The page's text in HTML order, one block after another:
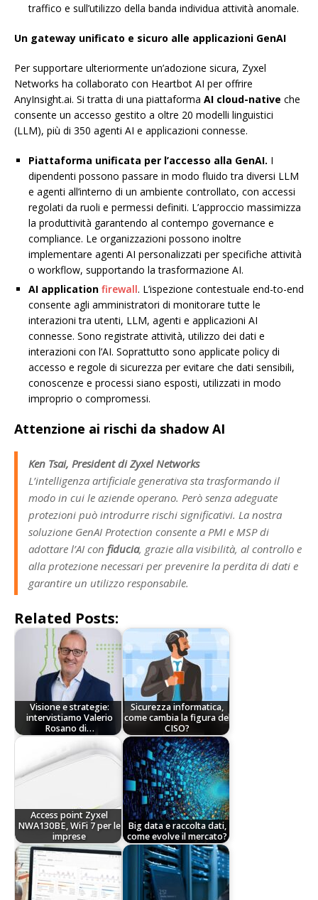
traffico e sull’utilizzo della banda individua attività anomale.
Un gateway unificato e sicuro alle applicazioni GenAI
Per supportare ulteriormente un’adozione sicura, Zyxel
Networks ha collaborato con Heartbot AI per offrire
AnyInsight.ai. Si tratta di una piattaforma AI cloud-native che
consente un accesso gestito a oltre 20 modelli linguistici
(LLM), più di 350 agenti AI e applicazioni connesse.
Piattaforma unificata per l’accesso alla GenAI. I
dipendenti possono passare in modo fluido tra diversi LLM
e agenti all’interno di un ambiente controllato, con accessi
regolati da ruoli e permessi definiti. L’approccio massimizza
la produttività garantendo al contempo governance e
compliance. Le organizzazioni possono inoltre
implementare agenti AI personalizzati per specifiche attività
o workflow, supportando la trasformazione AI.
AI application firewall. L’ispezione contestuale end-to-end
consente agli amministratori di monitorare tutte le
interazioni tra utenti, LLM, agenti e applicazioni AI
connesse. Sono registrate attività, utilizzo dei dati e
interazioni con l’AI. Soprattutto sono applicate policy di
accesso e regole di sicurezza per evitare che dati sensibili,
conoscenze e processi siano esposti, utilizzati in modo
improprio o compromessi.
Attenzione ai rischi da shadow AI
Ken Tsai, President di Zyxel Networks
L’intelligenza artificiale generativa sta trasformando il
modo in cui le aziende operano. Però senza adeguate
protezioni può introdurre rischi significativi. La nostra
soluzione GenAI Protection consente a PMI e MSP di
adottare l’AI con fiducia, grazie alla visibilità, al controllo e
alla protezione necessari per prevenire la perdita di dati e
garantire un utilizzo responsabile.
Related Posts:
Visione e strategie:
intervistiamo Valerio
Rosano di…
Sicurezza informatica,
come cambia la figura del
CISO?
Access point Zyxel
NWA130BE, WiFi 7 per le
imprese
Big data e raccolta dati,
come evolve il mercato?